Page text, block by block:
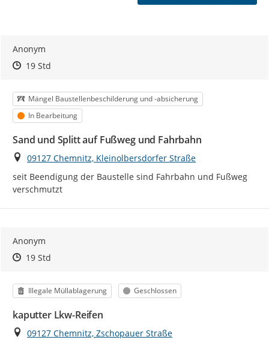
Anonym
Zeitpunkt des Erstellens
Zeitpunkt des Erstellens
19 StdZur Äußerung
Kategorie
Mängel Baustellenbeschilderung und -absicherung
Status
In Bearbeitung
Sand und Splitt auf Fußweg und Fahrbahn
Ort
09127 Chemnitz, Kleinolbersdorfer Straße
seit Beendigung der Baustelle sind Fahrbahn und Fußweg
verschmutzt
Anonym
Zeitpunkt des Erstellens
Zeitpunkt des Erstellens
19 StdZur Äußerung
Kategorie
Illegale Müllablagerung Status
Geschlossen
kaputter Lkw-Reifen
Ort
09127 Chemnitz, Zschopauer Straße